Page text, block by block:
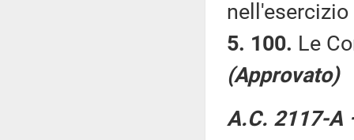
5. 100. Le
(Approvato)
A.C. 2117-A